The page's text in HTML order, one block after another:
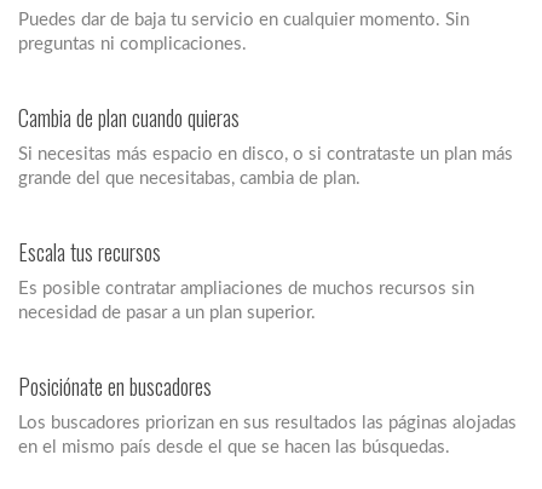
Puedes dar de baja tu servicio en cualquier momento. Sin
preguntas ni complicaciones.
Cambia de plan cuando quieras
Si necesitas más espacio en disco, o si contrataste un plan más
grande del que necesitabas, cambia de plan.
Escala tus recursos
Es posible contratar ampliaciones de muchos recursos sin
necesidad de pasar a un plan superior.
Posiciónate en buscadores
Los buscadores priorizan en sus resultados las páginas alojadas
en el mismo país desde el que se hacen las búsquedas.